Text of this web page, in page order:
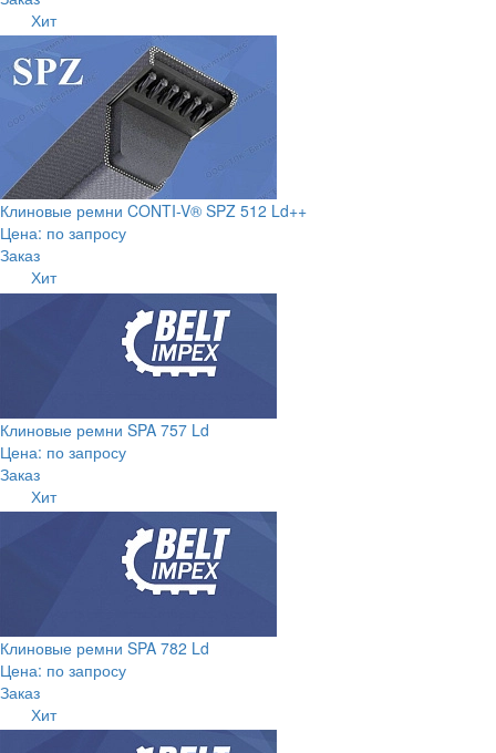
Хит
Клиновые ремни CONTI-V® SPZ 512 Ld++
Цена: по запросу
Заказ
Хит
Клиновые ремни SPA 757 Ld
Цена: по запросу
Заказ
Хит
Клиновые ремни SPA 782 Ld
Цена: по запросу
Заказ
Хит